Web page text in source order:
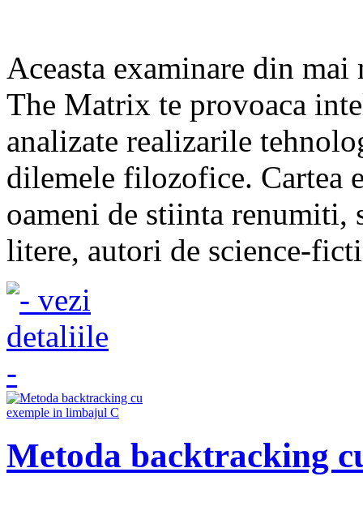
Aceasta examinare din
The Matrix te provoaca
analizate realizarile
dilemele filozofice. Cartea
oameni de stiinta
litere, autori de science-
Metoda backtracking